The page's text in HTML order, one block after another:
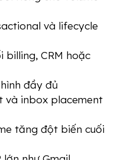
và lifecycle
billing, CRM hoặc
đầy đủ
và inbox placement
tăng đột biến cuối